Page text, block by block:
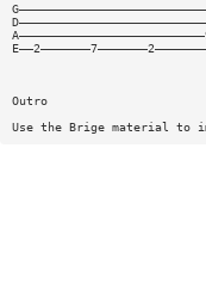
Outro
Use the Brige material to